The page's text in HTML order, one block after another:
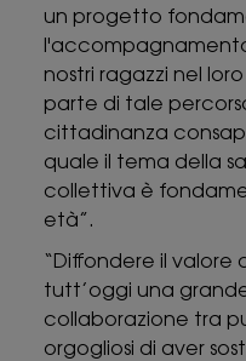
un progetto
nostri ragazzi nel
parte di tale
cittadinanza
quale il tema della
collettiva è
età”.
“Diffondere il valore
tutt’oggi una
collaborazione tra
orgogliosi di aver